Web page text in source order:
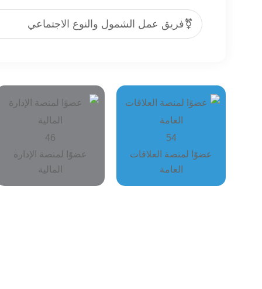
⚧️فريق عمل الشمول والنوع الاجتماعي
54
عضوًا لمنصة العلاقات
العامة
46
عضوًا لمنصة الإدارة
المالية